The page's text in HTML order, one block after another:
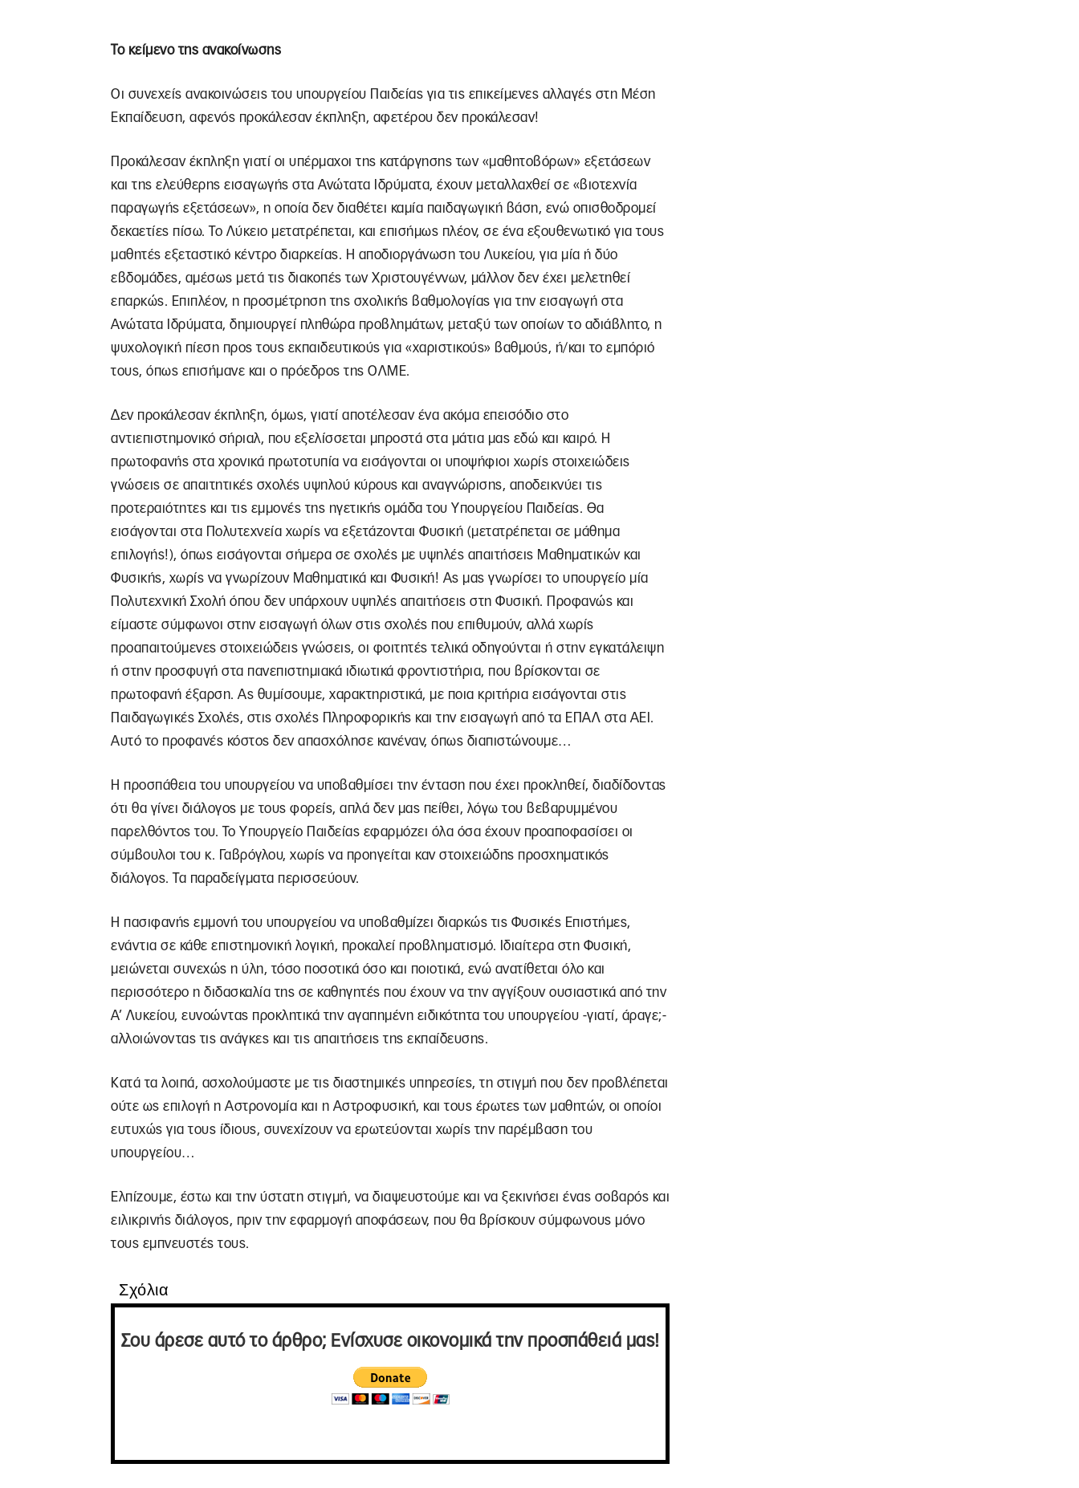
Το κείμενο της ανακοίνωσης
Οι συνεχείς ανακοινώσεις του υπουργείου Παιδείας για τις επικείμενες αλλαγές στη Μέση
Εκπαίδευση, αφενός προκάλεσαν έκπληξη, αφετέρου δεν προκάλεσαν!
Προκάλεσαν έκπληξη γιατί οι υπέρμαχοι της κατάργησης των «μαθητοβόρων» εξετάσεων
και της ελεύθερης εισαγωγής στα Ανώτατα Ιδρύματα, έχουν μεταλλαχθεί σε «βιοτεχνία
παραγωγής εξετάσεων», η οποία δεν διαθέτει καμία παιδαγωγική βάση, ενώ οπισθοδρομεί
δεκαετίες πίσω. Το Λύκειο μετατρέπεται, και επισήμως πλέον, σε ένα εξουθενωτικό για τους
μαθητές εξεταστικό κέντρο διαρκείας. Η αποδιοργάνωση του Λυκείου, για μία ή δύο
εβδομάδες, αμέσως μετά τις διακοπές των Χριστουγέννων, μάλλον δεν έχει μελετηθεί
επαρκώς. Επιπλέον, η προσμέτρηση της σχολικής βαθμολογίας για την εισαγωγή στα
Ανώτατα Ιδρύματα, δημιουργεί πληθώρα προβλημάτων, μεταξύ των οποίων το αδιάβλητο, η
ψυχολογική πίεση προς τους εκπαιδευτικούς για «χαριστικούς» βαθμούς, ή/και το εμπόριό
τους, όπως επισήμανε και ο πρόεδρος της ΟΛΜΕ.
Δεν προκάλεσαν έκπληξη, όμως, γιατί αποτέλεσαν ένα ακόμα επεισόδιο στο
αντιεπιστημονικό σήριαλ, που εξελίσσεται μπροστά στα μάτια μας εδώ και καιρό. Η
πρωτοφανής στα χρονικά πρωτοτυπία να εισάγονται οι υποψήφιοι χωρίς στοιχειώδεις
γνώσεις σε απαιτητικές σχολές υψηλού κύρους και αναγνώρισης, αποδεικνύει τις
προτεραιότητες και τις εμμονές της ηγετικής ομάδα του Υπουργείου Παιδείας. Θα
εισάγονται στα Πολυτεχνεία χωρίς να εξετάζονται Φυσική (μετατρέπεται σε μάθημα
επιλογής!), όπως εισάγονται σήμερα σε σχολές με υψηλές απαιτήσεις Μαθηματικών και
Φυσικής, χωρίς να γνωρίζουν Μαθηματικά και Φυσική! Ας μας γνωρίσει το υπουργείο μία
Πολυτεχνική Σχολή όπου δεν υπάρχουν υψηλές απαιτήσεις στη Φυσική. Προφανώς και
είμαστε σύμφωνοι στην εισαγωγή όλων στις σχολές που επιθυμούν, αλλά χωρίς
προαπαιτούμενες στοιχειώδεις γνώσεις, οι φοιτητές τελικά οδηγούνται ή στην εγκατάλειψη
ή στην προσφυγή στα πανεπιστημιακά ιδιωτικά φροντιστήρια, που βρίσκονται σε
πρωτοφανή έξαρση. Ας θυμίσουμε, χαρακτηριστικά, με ποια κριτήρια εισάγονται στις
Παιδαγωγικές Σχολές, στις σχολές Πληροφορικής και την εισαγωγή από τα ΕΠΑΛ στα ΑΕΙ.
Αυτό το προφανές κόστος δεν απασχόλησε κανέναν, όπως διαπιστώνουμε…
Η προσπάθεια του υπουργείου να υποβαθμίσει την ένταση που έχει προκληθεί, διαδίδοντας
ότι θα γίνει διάλογος με τους φορείς, απλά δεν μας πείθει, λόγω του βεβαρυμμένου
παρελθόντος του. Το Υπουργείο Παιδείας εφαρμόζει όλα όσα έχουν προαποφασίσει οι
σύμβουλοι του κ. Γαβρόγλου, χωρίς να προηγείται καν στοιχειώδης προσχηματικός
διάλογος. Τα παραδείγματα περισσεύουν.
Η πασιφανής εμμονή του υπουργείου να υποβαθμίζει διαρκώς τις Φυσικές Επιστήμες,
ενάντια σε κάθε επιστημονική λογική, προκαλεί προβληματισμό. Ιδιαίτερα στη Φυσική,
μειώνεται συνεχώς η ύλη, τόσο ποσοτικά όσο και ποιοτικά, ενώ ανατίθεται όλο και
περισσότερο η διδασκαλία της σε καθηγητές που έχουν να την αγγίξουν ουσιαστικά από την
Α’ Λυκείου, ευνοώντας προκλητικά την αγαπημένη ειδικότητα του υπουργείου -γιατί, άραγε;-
αλλοιώνοντας τις ανάγκες και τις απαιτήσεις της εκπαίδευσης.
Κατά τα λοιπά, ασχολούμαστε με τις διαστημικές υπηρεσίες, τη στιγμή που δεν προβλέπεται
ούτε ως επιλογή η Αστρονομία και η Αστροφυσική, και τους έρωτες των μαθητών, οι οποίοι
ευτυχώς για τους ίδιους, συνεχίζουν να ερωτεύονται χωρίς την παρέμβαση του
υπουργείου…
Ελπίζουμε, έστω και την ύστατη στιγμή, να διαψευστούμε και να ξεκινήσει ένας σοβαρός και
ειλικρινής διάλογος, πριν την εφαρμογή αποφάσεων, που θα βρίσκουν σύμφωνους μόνο
τους εμπνευστές τους.
Σχόλια
Σου άρεσε αυτό το άρθρο; Ενίσχυσε οικονομικά την προσπάθειά μας!